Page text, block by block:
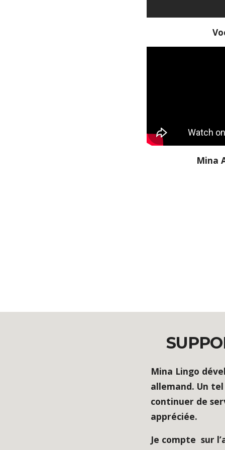
Mina
Mina Lingo
allemand. Un
continuer de
appréciée.
Je compte sur